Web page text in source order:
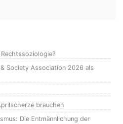
Society Association 2026 als
brauchen
Die Entmännlichung der